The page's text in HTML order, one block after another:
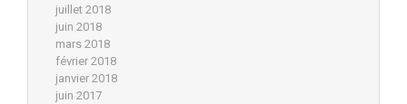
juillet 2018
juin 2018
mars 2018
février 2018
janvier 2018
juin 2017